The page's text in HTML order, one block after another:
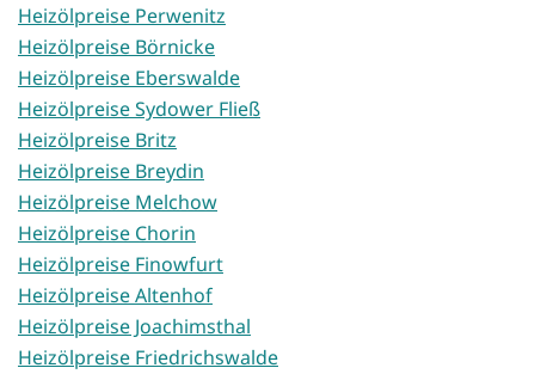
Heizölpreise Perwenitz
Heizölpreise Börnicke
Heizölpreise Eberswalde
Heizölpreise Sydower Fließ
Heizölpreise Britz
Heizölpreise Breydin
Heizölpreise Melchow
Heizölpreise Chorin
Heizölpreise Finowfurt
Heizölpreise Altenhof
Heizölpreise Joachimsthal
Heizölpreise Friedrichswalde